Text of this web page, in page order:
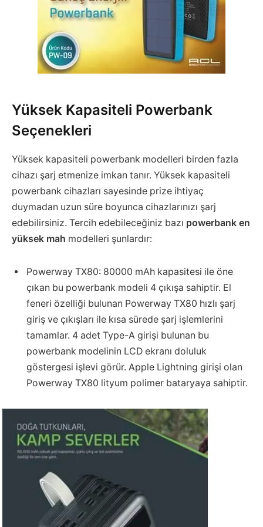
Yüksek Kapasiteli Powerbank
Seçenekleri
Yüksek kapasiteli powerbank modelleri birden fazla
cihazı şarj etmenize imkan tanır. Yüksek kapasiteli
powerbank cihazları sayesinde prize ihtiyaç
duymadan uzun süre boyunca cihazlarınızı şarj
edebilirsiniz. Tercih edebileceğiniz bazı powerbank en
yüksek mah modelleri şunlardır:
Powerway TX80: 80000 mAh kapasitesi ile öne
çıkan bu powerbank modeli 4 çıkışa sahiptir. El
feneri özelliği bulunan Powerway TX80 hızlı şarj
giriş ve çıkışları ile kısa sürede şarj işlemlerini
tamamlar. 4 adet Type-A girişi bulunan bu
powerbank modelinin LCD ekranı doluluk
göstergesi işlevi görür. Apple Lightning girişi olan
Powerway TX80 lityum polimer bataryaya sahiptir.